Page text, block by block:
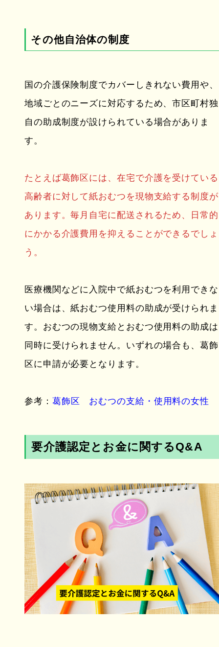
その他自治体の制度
国の介護保険制度でカバーしきれない費用や、
地域ごとのニーズに対応するため、市区町村独
自の助成制度が設けられている場合がありま
す。
たとえば葛飾区には、在宅で介護を受けている
高齢者に対して紙おむつを現物支給する制度が
あります。毎月自宅に配送されるため、日常的
にかかる介護費用を抑えることができるでしょ
う。
医療機関などに入院中で紙おむつを利用できな
い場合は、紙おむつ使用料の助成が受けられま
す。おむつの現物支給とおむつ使用料の助成は
同時に受けられません。いずれの場合も、葛飾
区に申請が必要となります。
参考： 葛飾区 おむつの支給・使用料の女性
要介護認定とお金に関するQ&A